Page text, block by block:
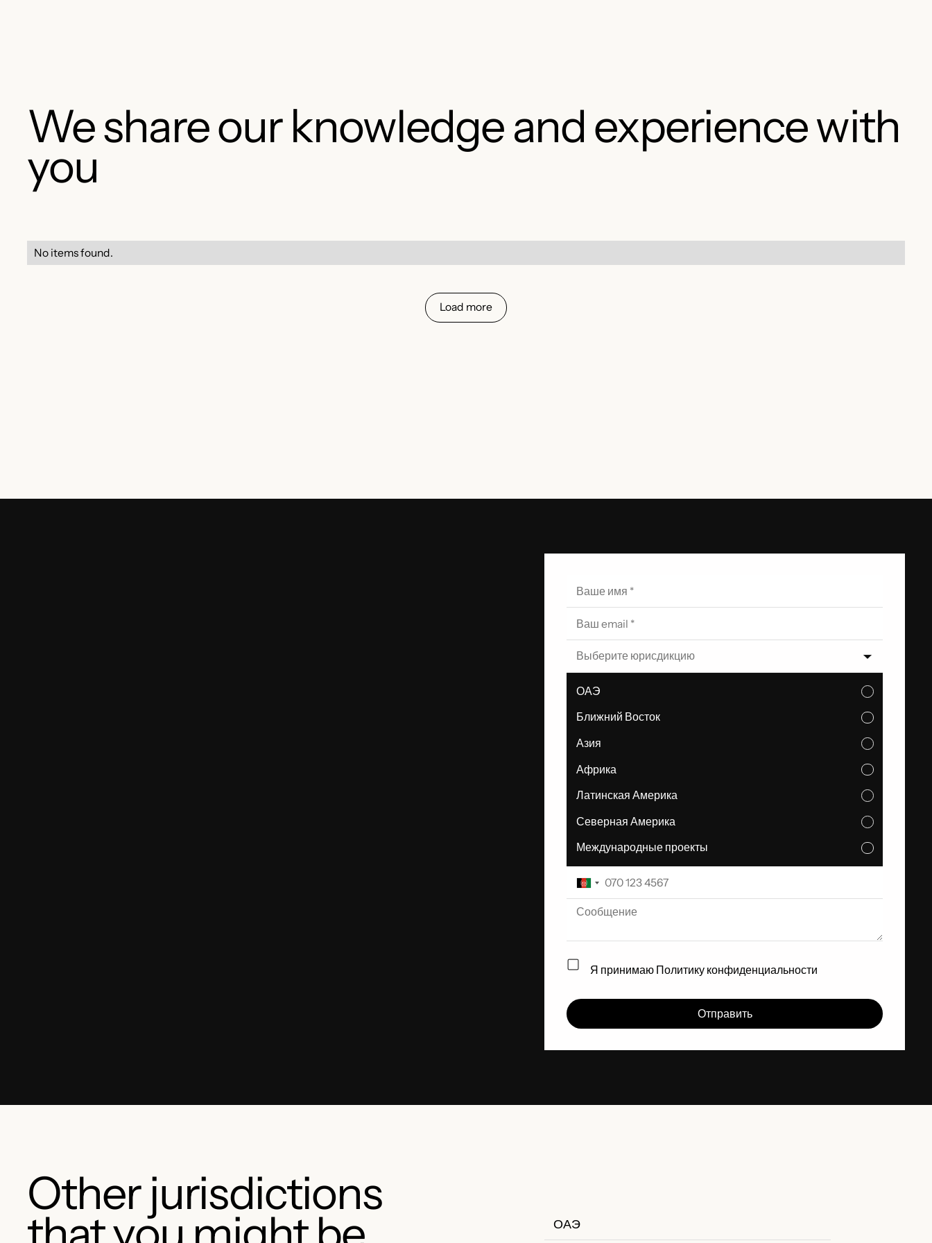
We share our knowledge and experience with
you
No items found.
Load more
Выберите юрисдикцию
ОАЭ
Ближний Восток
Азия
Африка
Латинская Америка
Северная Америка
Международные проекты
Я принимаю Политику конфиденциальности
Other jurisdictions
ОАЭ